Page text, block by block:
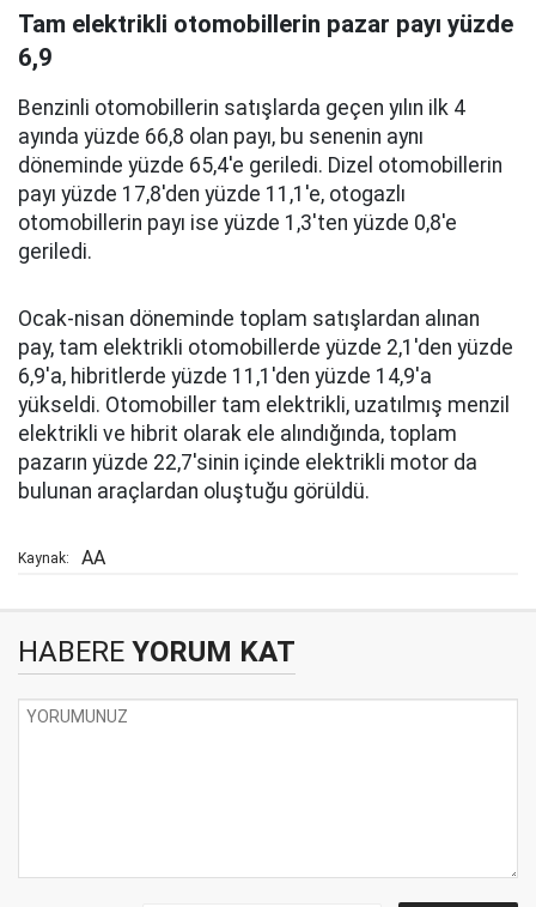
Tam elektrikli otomobillerin pazar payı yüzde
6,9
Benzinli otomobillerin satışlarda geçen yılın ilk 4
ayında yüzde 66,8 olan payı, bu senenin aynı
döneminde yüzde 65,4'e geriledi. Dizel otomobillerin
payı yüzde 17,8'den yüzde 11,1'e, otogazlı
otomobillerin payı ise yüzde 1,3'ten yüzde 0,8'e
geriledi.
Ocak-nisan döneminde toplam satışlardan alınan
pay, tam elektrikli otomobillerde yüzde 2,1'den yüzde
6,9'a, hibritlerde yüzde 11,1'den yüzde 14,9'a
yükseldi. Otomobiller tam elektrikli, uzatılmış menzil
elektrikli ve hibrit olarak ele alındığında, toplam
pazarın yüzde 22,7'sinin içinde elektrikli motor da
bulunan araçlardan oluştuğu görüldü.
Kaynak: AA
HABERE YORUM KAT